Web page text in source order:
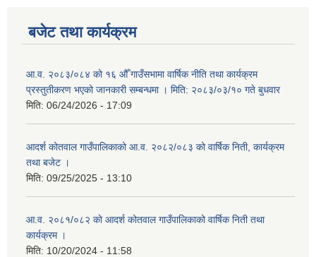
बजेट तथा कार्यक्रम
आ.व. २०८३/०८४ को १६ औँ गाउँसभामा वार्षिक नीति तथा कार्यक्रम
प्रस्तुतीकरण भएको जानकारी सम्बन्धमा । मिति: २०८३/०३/१० गते बुधवार
मिति: 06/24/2026 - 17:09
आदर्श कोतवाल गाउँपालिकाको आ.व. २०८२/०८३ को वार्षिक निती, कार्यक्रम
तथा बजेट ।
मिति: 09/25/2025 - 13:10
आ.व. २०८१/०८२ को आदर्श कोतवाल गाउँपालिकाको वार्षिक निती तथा
कार्यक्रम ।
मिति: 10/20/2024 - 11:58